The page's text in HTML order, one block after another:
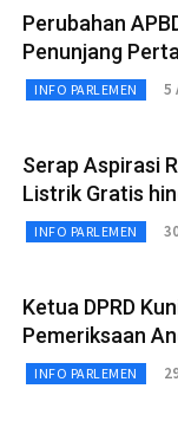
Perubahan
Penunjang
INFO PARLEMEN 5
Serap Aspirasi
Listrik Gratis
INFO PARLEMEN
Ketua DPRD
Pemeriksaan
INFO PARLEMEN